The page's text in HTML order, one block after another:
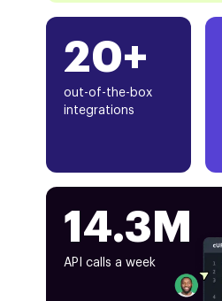
20+
out-of-the-box
integrations
14.3M
API calls a week